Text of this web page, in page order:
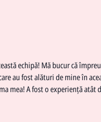
echipă! Mă bucur că
au fost alături de mine în
mea! A fost o experiență atât